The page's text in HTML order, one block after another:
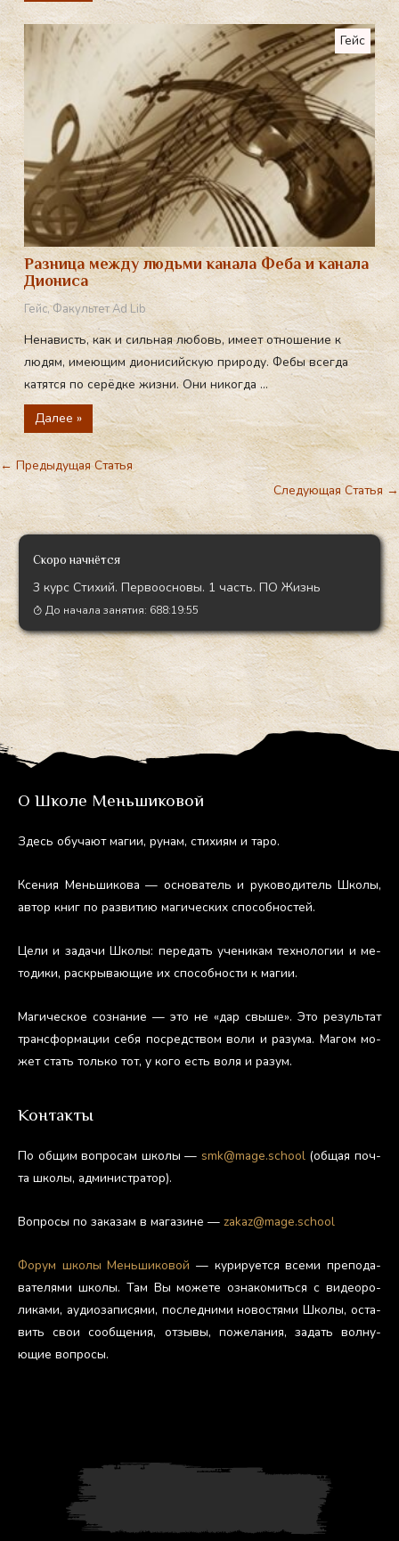
Гейс
Разница между людьми канала Феба и канала
Диониса
Гейс,Факультет Ad Lib
Ненависть, как и сильная любовь, имеет отношение к
людям, имеющим дионисийскую природу. Фебы всегда
катятся по серёдке жизни. Они никогда ...
Далее »
←Предыдущая Статья
Следующая Статья →
Скоро начнётся
3 курс Стихий. Первоосновы. 1 часть. ПО Жизнь
До начала занятия: 688:19:54
О Школе Меньшиковой
Здесь обу­ча­ют ма­гии, ру­нам, сти­хи­ям и та­ро.
Ксе­ния Мень­ши­кова — ос­но­ватель и ру­ково­дитель Шко­лы,
ав­тор книг по раз­ви­тию ма­гичес­ких спо­соб­ностей.
Це­ли и за­дачи Шко­лы: пе­редать уче­никам тех­но­логии и ме­
тоди­ки, рас­кры­ва­ющие их спо­соб­ности к ма­гии.
Ма­гичес­кое соз­на­ние — это не «дар свы­ше». Это ре­зуль­тат
тран­сфор­ма­ции се­бя пос­редс­твом во­ли и ра­зума. Ма­гом мо­
жет стать толь­ко тот, у ко­го есть во­ля и ра­зум.
Контакты
По об­щим воп­ро­сам шко­лы — smk@mage.school(об­щая поч­
та шко­лы, ад­ми­нис­тра­тор).
Воп­ро­сы по за­казам в ма­гази­не — zakaz@mage.school
Фо­рум шко­лы Мень­ши­ковой — ку­риру­ет­ся все­ми пре­пода­
вате­лями шко­лы. Там Вы мо­жете оз­на­комить­ся с ви­де­оро­
лика­ми, а­уди­оза­пися­ми, пос­ледни­ми но­вос­тя­ми Шко­лы, ос­та­
вить свои со­об­ще­ния, от­зы­вы, по­жела­ния, за­дать вол­ну­
ющие воп­ро­сы.